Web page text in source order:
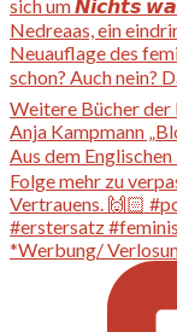
*Werbung/